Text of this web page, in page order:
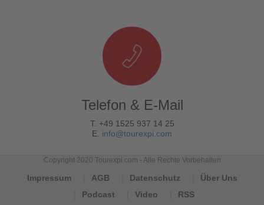
Telefon & E-Mail
T. +49 1525 937 14 25
E. info@tourexpi.com
Copyright 2020 Tourexpi.com - Alle Rechte Vorbehalten
Impressum AGB Datenschutz
Über Uns
Podcast
Video RSS